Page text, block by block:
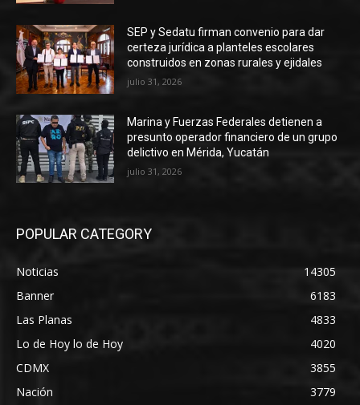
SEP y Sedatu firman convenio para dar
certeza jurídica a planteles escolares
construidos en zonas rurales y ejidales
julio 31, 2026
Marina y Fuerzas Federales detienen a
presunto operador financiero de un grupo
delictivo en Mérida, Yucatán
julio 31, 2026
POPULAR CATEGORY
Noticias
14305
Banner
6183
Las Planas
4833
Lo de Hoy lo de Hoy
4020
CDMX
3855
Nación
3779